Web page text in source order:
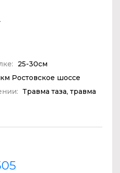
25-30см
км Ростовское шоссе
Травма таза, травма